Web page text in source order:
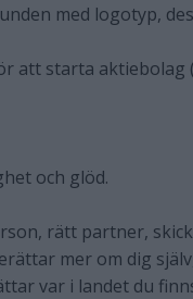
med logotyp,
att starta aktiebolag
och glöd.
rätt partner,
mer om dig
var i landet du